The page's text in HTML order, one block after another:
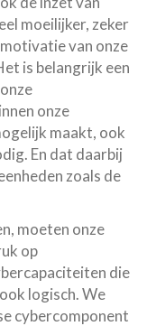
moeilijker, zeker
van onze
is belangrijk een
onze
maakt, ook
En dat daarbij
zoals de
moeten onze
op
die
logisch. We
cybercomponent